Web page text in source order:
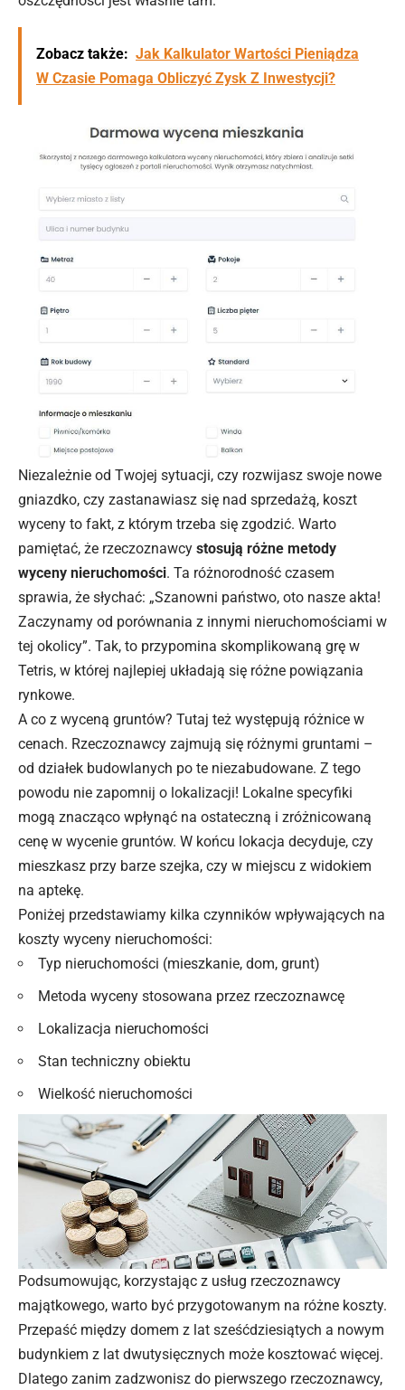
Zobacz także: Jak Kalkulator Wartości Pieniądza
W Czasie Pomaga Obliczyć Zysk Z Inwestycji?
Niezależnie od Twojej sytuacji, czy rozwijasz swoje nowe
gniazdko, czy zastanawiasz się nad sprzedażą, koszt
wyceny to fakt, z którym trzeba się zgodzić. Warto
pamiętać, że rzeczoznawcy stosują różne metody
wyceny nieruchomości. Ta różnorodność czasem
sprawia, że słychać: „Szanowni państwo, oto nasze akta!
Zaczynamy od porównania z innymi nieruchomościami w
tej okolicy”. Tak, to przypomina skomplikowaną grę w
Tetris, w której najlepiej układają się różne powiązania
rynkowe.
A co z wyceną gruntów? Tutaj też występują różnice w
cenach. Rzeczoznawcy zajmują się różnymi gruntami –
od działek budowlanych po te niezabudowane. Z tego
powodu nie zapomnij o lokalizacji! Lokalne specyfiki
mogą znacząco wpłynąć na ostateczną i zróżnicowaną
cenę w wycenie gruntów. W końcu lokacja decyduje, czy
mieszkasz przy barze szejka, czy w miejscu z widokiem
na aptekę.
Poniżej przedstawiamy kilka czynników wpływających na
koszty wyceny nieruchomości:
Typ nieruchomości (mieszkanie, dom, grunt)
Metoda wyceny stosowana przez rzeczoznawcę
Lokalizacja nieruchomości
Stan techniczny obiektu
Wielkość nieruchomości
Podsumowując, korzystając z usług rzeczoznawcy
majątkowego, warto być przygotowanym na różne koszty.
Przepaść między domem z lat sześćdziesiątych a nowym
budynkiem z lat dwutysięcznych może kosztować więcej.
Dlatego zanim zadzwonisz do pierwszego rzeczoznawcy,